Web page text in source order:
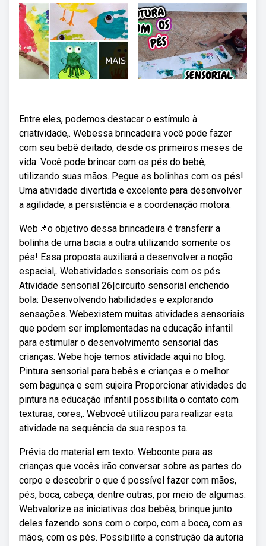
Entre eles, podemos destacar o estímulo à
criatividade,. Webessa brincadeira você pode fazer
com seu bebê deitado, desde os primeiros meses de
vida. Você pode brincar com os pés do bebê,
utilizando suas mãos. Pegue as bolinhas com os pés!
Uma atividade divertida e excelente para desenvolver
a agilidade, a persistência e a coordenação motora.
Web📌o objetivo dessa brincadeira é transferir a
bolinha de uma bacia a outra utilizando somente os
pés! Essa proposta auxiliará a desenvolver a noção
espacial,. Webatividades sensoriais com os pés.
Atividade sensorial 26|circuito sensorial enchendo
bola: Desenvolvendo habilidades e explorando
sensações. Webexistem muitas atividades sensoriais
que podem ser implementadas na educação infantil
para estimular o desenvolvimento sensorial das
crianças. Webe hoje temos atividade aqui no blog.
Pintura sensorial para bebês e crianças e o melhor
sem bagunça e sem sujeira Proporcionar atividades de
pintura na educação infantil possibilita o contato com
texturas, cores,. Webvocê utilizou para realizar esta
atividade na sequência da sua respos ta.
Prévia do material em texto. Webconte para as
crianças que vocês irão conversar sobre as partes do
corpo e descobrir o que é possível fazer com mãos,
pés, boca, cabeça, dentre outras, por meio de algumas.
Webvalorize as iniciativas dos bebês, brinque junto
deles fazendo sons com o corpo, com a boca, com as
mãos, com os pés. Possibilite a construção da autoria